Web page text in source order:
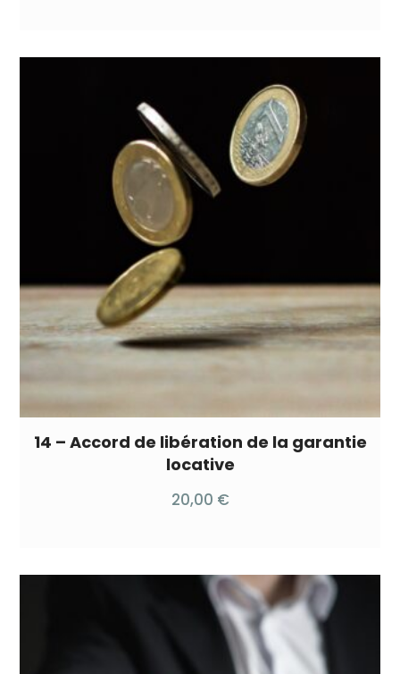
14 – Accord de libération de la garantie
locative
20,00 €